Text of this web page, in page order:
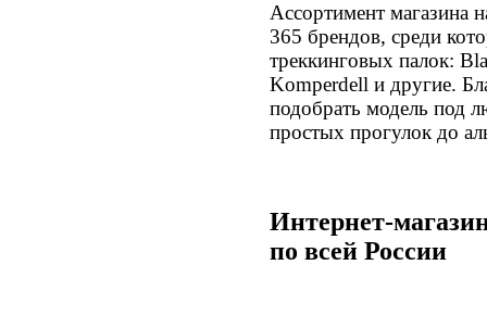
Ассортимент магазина
365 брендов, среди
треккинговых палок:
Komperdell и другие.
подобрать модель под
простых прогулок до
Интернет-
по всей России